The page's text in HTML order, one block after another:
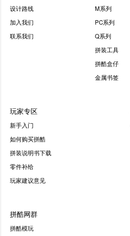
设计路线
加入我们
联系我们
M系列
PC系列
Q系列
拼装工具
拼酷盒仔
金属书签
玩家专区
新手入门
如何购买拼酷
拼装说明书下载
零件补给
玩家建议意见
拼酷网群
拼酷模玩